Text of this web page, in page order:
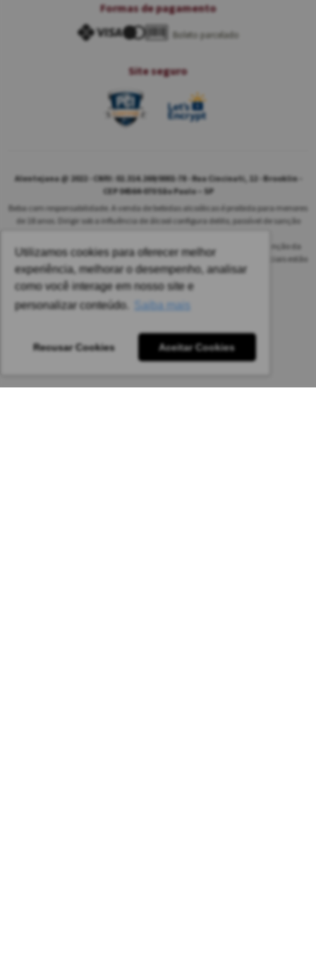
Utilizamos cookies para oferecer melhor
experiência, melhorar o desempenho, analisar
como você interage em nosso site e
personalizar conteúdo.
Saiba mais
Recusar Cookies Aceitar Cookies
Formas de pagamento
Boleto parcelado
Site seguro
Alentejana @ 2022 - CNPJ: 02.314.269/0001-78 - Rua Cincinati, 12 - Brooklin -
CEP 04564-070 São Paulo – SP
Beba com responsabilidade. A venda de bebidas alcoólicas é proibida para menores
de 18 anos. Dirigir sob a influência de álcool configura delito, passível de sanção
As safras dos vinhos poderão ser diferentes das informadas no site em função da
disponibilidade do nosso estoque. Alteração de preços e condições comerciais estão
sujeitas a alteração sem aviso prévio.
Pedido mínimo: R$ 1.650,00 para todas as regiões.
Imagens meramente ilustrativas.